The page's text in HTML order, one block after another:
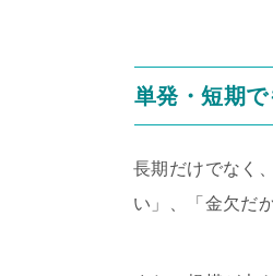
単発・短期
長期だけでなく
い」、「金欠だ